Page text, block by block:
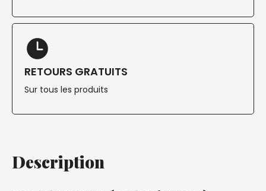
RETOURS GRATUITS
Sur tous les produits
Description